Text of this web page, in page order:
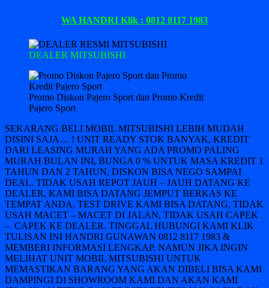
WA HANDRI Klik : 0812 8117 1983
DEALER MITSUBISHI
Promo Diskon Pajero Sport dan Promo Kredit
Pajero Sport
SEKARANG BELI MOBIL MITSUBISHI LEBIH MUDAH
DISINI SAJA… ! UNIT READY STOK BANYAK, KREDIT
DARI LEASING MURAH YANG ADA PROMO PALING
MURAH BULAN INI, BUNGA 0 % UNTUK MASA KREDIT 1
TAHUN DAN 2 TAHUN, DISKON BISA NEGO SAMPAI
DEAL. TIDAK USAH REPOT JAUH – JAUH DATANG KE
DEALER, KAMI BISA DATANG JEMPUT BERKAS KE
TEMPAT ANDA, TEST DRIVE KAMI BISA DATANG, TIDAK
USAH MACET – MACET DI JALAN, TIDAK USAH CAPEK
– CAPEK KE DEALER. TINGGAL HUBUNGI KAMI KLIK
TULISAN INI HANDRI GUNAWAN 0812 8117 1983 &
MEMBERI INFORMASI LENGKAP. NAMUN JIKA INGIN
MELIHAT UNIT MOBIL MITSUBISHI UNTUK
MEMASTIKAN BARANG YANG AKAN DIBELI BISA KAMI
DAMPINGI DI SHOWROOM KAMI DAN AKAN KAMI